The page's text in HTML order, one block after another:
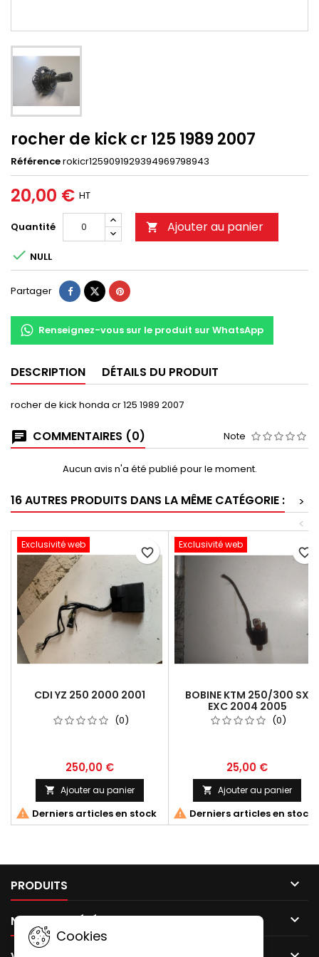
rocher de kick cr 125 1989 2007
Référencerokicr1259091929394969798943
20,00 € HT
Quantité  Ajouter au panier
 NULL
Partager
Renseignez-vous sur le produit sur WhatsApp
DESCRIPTION DÉTAILS DU PRODUIT
rocher de kick honda cr 125 1989 2007
COMMENTAIRES (0) Note
Aucun avis n'a été publié pour le moment.
16 AUTRES PRODUITS DANS LA MÊME CATÉGORIE :
>
<
Exclusivité web
CDI YZ 250 2000 2001
(0)
250,00 €
 Ajouter au panier
 Derniers articles en stock
favorite_border
Exclusivité web
BOBINE KTM 250/300 SX
EXC 2004 2005
(0)
25,00 €
 Ajouter au panier
 Derniers articles en stock
favorite_border
PRODUITS 
NOTRE SOCIÉTÉ 
Cookies